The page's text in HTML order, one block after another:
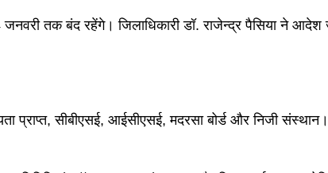
तक बंद रहेंगे। जिलाधिकारी डॉ. राजेन्द्र पैसिया ने आदेश
सीबीएसई, आईसीएसई, मदरसा बोर्ड और निजी संस्थान।